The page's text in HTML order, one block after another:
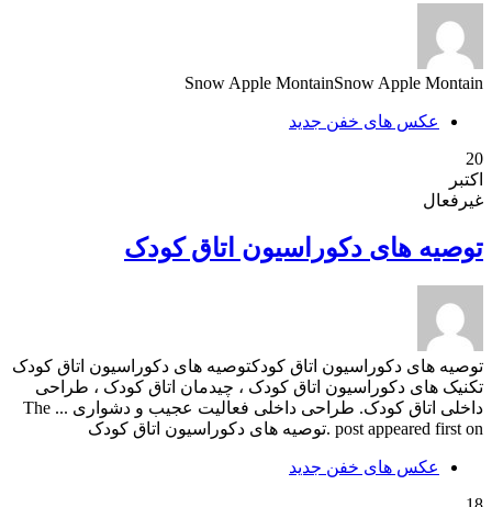
Snow Apple MontainSnow Apple Montain
عکس های خفن جدید
20
اکتبر
غیرفعال
توصیه های دکوراسیون اتاق کودک
توصیه های دکوراسیون اتاق کودکتوصیه های دکوراسیون اتاق کودک
تکنیک های دکوراسیون اتاق کودک ، چیدمان اتاق کودک ، طراحی
داخلی اتاق کودک. طراحی داخلی فعالیت عجیب و دشواری ... The
post appeared first on .توصیه های دکوراسیون اتاق کودک
عکس های خفن جدید